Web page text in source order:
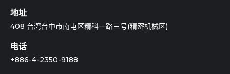
地址
408 台湾台中市南屯区精科一路三号(精密机械区)
电话
+886-4-2350-9188